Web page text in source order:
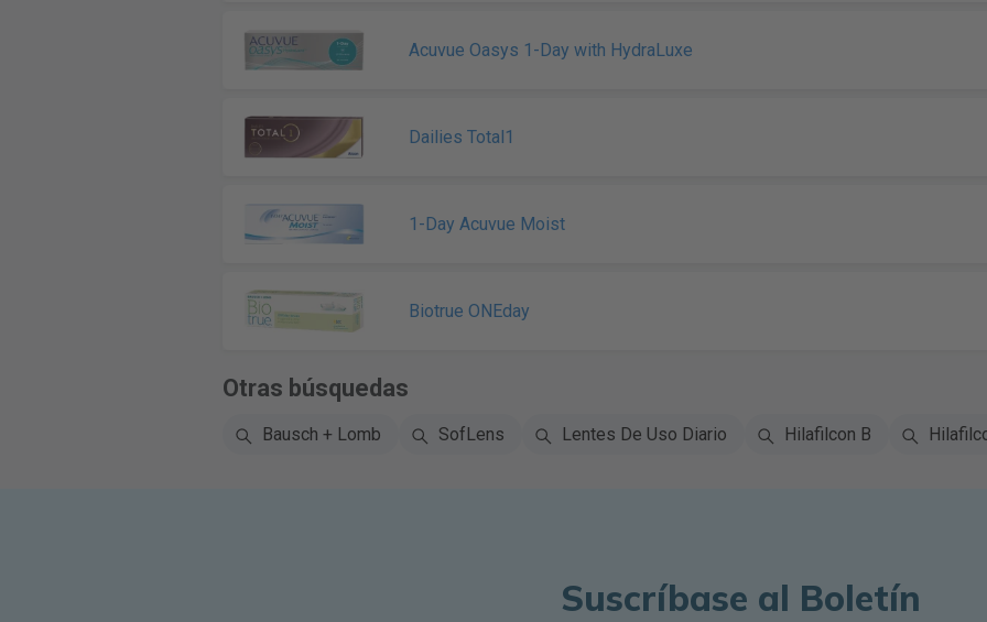
Acuvue Oasys 1-Day with HydraLuxe
Dailies Total1
1-Day Acuvue Moist
Biotrue ONEday
Otras búsquedas
Bausch + Lomb SofLens Lentes De Uso Diario Hilafilcon B
Suscríbase al Boletín